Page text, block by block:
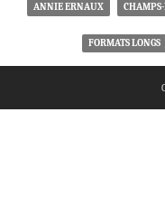
ANNIE ERNAUX CHAMPS-
FORMATS LONGS